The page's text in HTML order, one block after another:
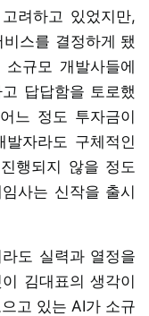
려하고 있었지만,
스를 결정하게 됐
규모 개발사들에
답답함을 토로했
느 정도 투자금이
자라도 구체적인
행되지 않을 정도
사는 신작을 출시
도 실력과 열정을
김대표의 생각이
고 있는 AI가 소규